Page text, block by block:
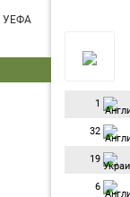
УЕФА
1
32
19
6